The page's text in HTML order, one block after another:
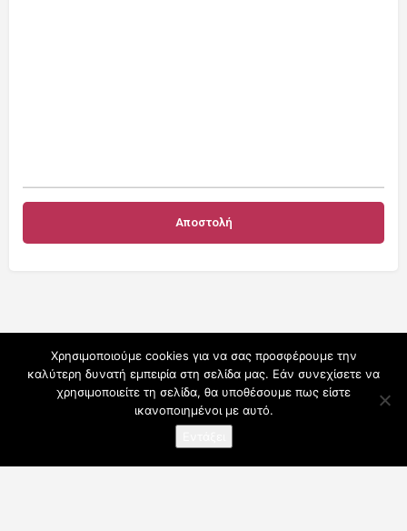
Χρησιμοποιούμε cookies για να σας προσφέρουμε την
καλύτερη δυνατή εμπειρία στη σελίδα μας. Εάν συνεχίσετε να
χρησιμοποιείτε τη σελίδα, θα υποθέσουμε πως είστε
ικανοποιημένοι με αυτό.